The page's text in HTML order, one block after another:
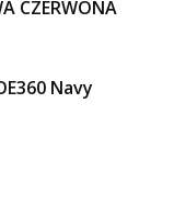
CZERWONA
Navy